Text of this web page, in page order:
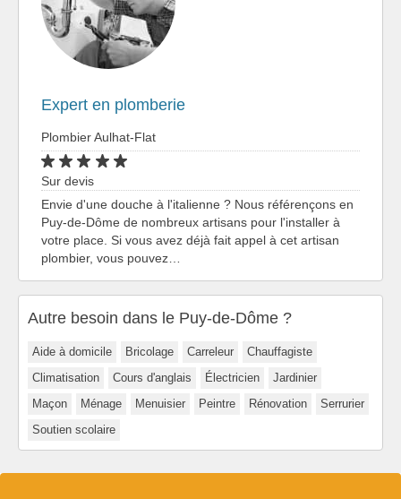
Expert en plomberie
Plombier Aulhat-Flat
Sur devis
Envie d'une douche à l'italienne ? Nous référençons en
Puy-de-Dôme de nombreux artisans pour l'installer à
votre place. Si vous avez déjà fait appel à cet artisan
plombier, vous pouvez…
Autre besoin dans le Puy-de-Dôme ?
Aide à domicile Bricolage Carreleur
Chauffagiste
Climatisation
Cours d'anglais Électricien
Jardinier
Maçon
Ménage Menuisier Peintre Rénovation
Serrurier
Soutien scolaire